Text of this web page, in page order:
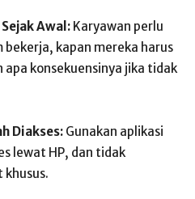
Awal: Karyawan perlu
kapan mereka harus
konsekuensinya jika tidak
Diakses: Gunakan aplikasi
lewat HP, dan tidak